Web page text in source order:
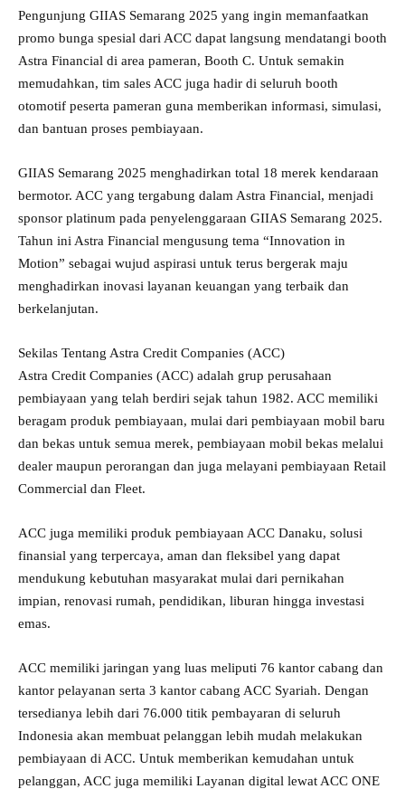
Pengunjung GIIAS Semarang 2025 yang ingin memanfaatkan
promo bunga spesial dari ACC dapat langsung mendatangi booth
Astra Financial di area pameran, Booth C. Untuk semakin
memudahkan, tim sales ACC juga hadir di seluruh booth
otomotif peserta pameran guna memberikan informasi, simulasi,
dan bantuan proses pembiayaan.
GIIAS Semarang 2025 menghadirkan total 18 merek kendaraan
bermotor. ACC yang tergabung dalam Astra Financial, menjadi
sponsor platinum pada penyelenggaraan GIIAS Semarang 2025.
Tahun ini Astra Financial mengusung tema “Innovation in
Motion” sebagai wujud aspirasi untuk terus bergerak maju
menghadirkan inovasi layanan keuangan yang terbaik dan
berkelanjutan.
Sekilas Tentang Astra Credit Companies (ACC)
Astra Credit Companies (ACC) adalah grup perusahaan
pembiayaan yang telah berdiri sejak tahun 1982. ACC memiliki
beragam produk pembiayaan, mulai dari pembiayaan mobil baru
dan bekas untuk semua merek, pembiayaan mobil bekas melalui
dealer maupun perorangan dan juga melayani pembiayaan Retail
Commercial dan Fleet.
ACC juga memiliki produk pembiayaan ACC Danaku, solusi
finansial yang terpercaya, aman dan fleksibel yang dapat
mendukung kebutuhan masyarakat mulai dari pernikahan
impian, renovasi rumah, pendidikan, liburan hingga investasi
emas.
ACC memiliki jaringan yang luas meliputi 76 kantor cabang dan
kantor pelayanan serta 3 kantor cabang ACC Syariah. Dengan
tersedianya lebih dari 76.000 titik pembayaran di seluruh
Indonesia akan membuat pelanggan lebih mudah melakukan
pembiayaan di ACC. Untuk memberikan kemudahan untuk
pelanggan, ACC juga memiliki Layanan digital lewat ACC ONE